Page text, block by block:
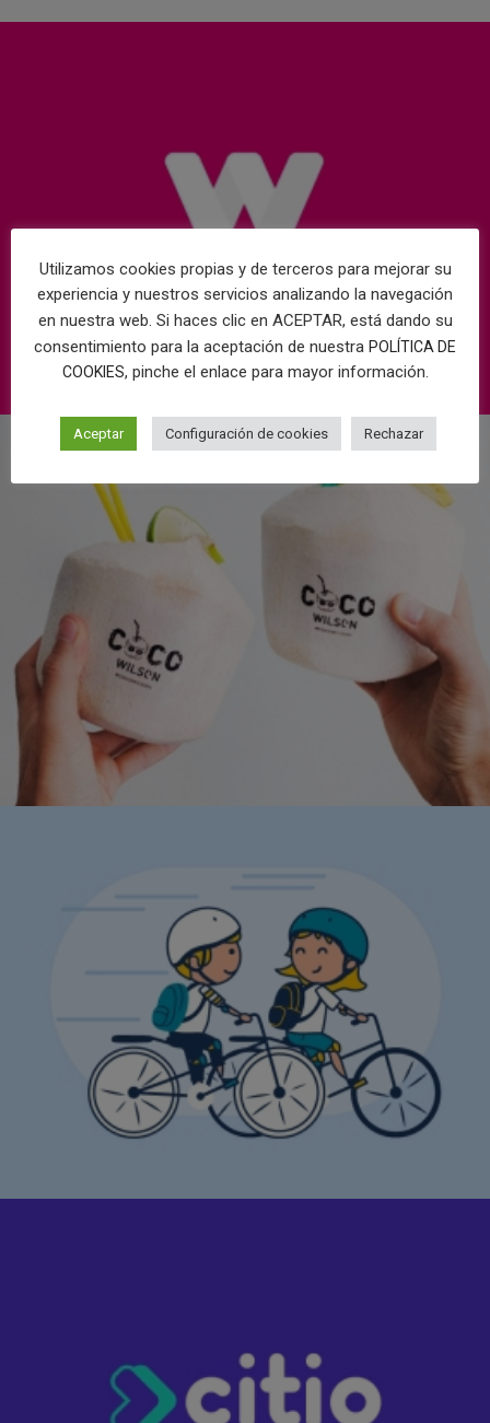
Utilizamos cookies propias y de terceros para mejorar su
experiencia y nuestros servicios analizando la navegación
en nuestra web. Si haces clic en ACEPTAR, está dando su
consentimiento para la aceptación de nuestra POLÍTICA DE
COOKIES, pinche el enlace para mayor información.
Aceptar Configuración de cookies Rechazar